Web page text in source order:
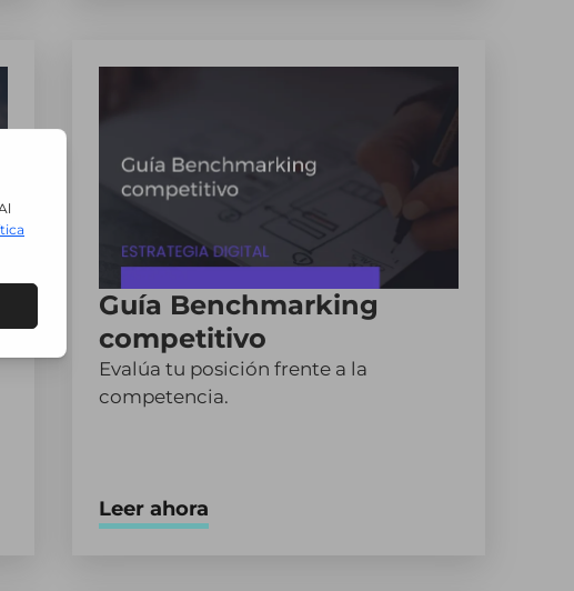
Guía Benchmarking
competitivo
Evalúa tu posición frente a la
competencia.
Leer ahora